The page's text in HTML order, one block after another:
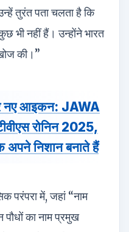
तुरंत पता चलता है कि
भी नहीं हैं। उन्होंने भारत
की।”
नए आइकन: JAWA
रोनिन 2025,
निशान बनाते हैं
परंपरा में, जहां “नाम
पौधों का नाम प्रमुख